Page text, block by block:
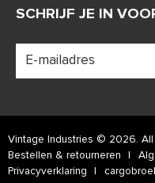
SCHRIJF JE IN
Vintage Industries © 2026. All
Bestellen & retourneren
Privacyverklaring